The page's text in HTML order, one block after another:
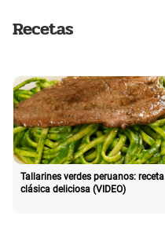
Recetas
Tallarines verdes peruanos: receta
clásica deliciosa (VIDEO)